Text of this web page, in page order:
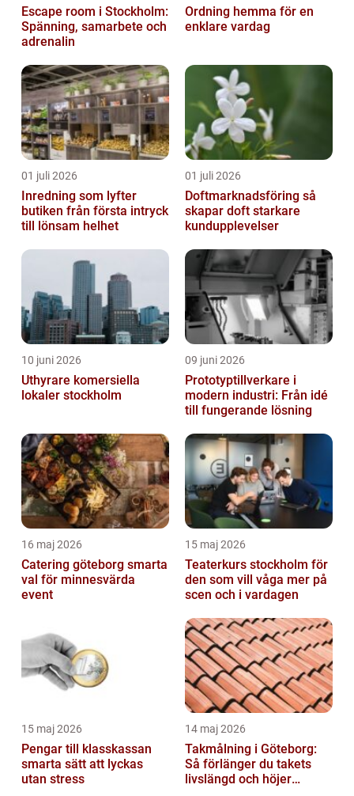
Escape room i Stockholm:
Spänning, samarbete och
adrenalin
Ordning hemma för en
enklare vardag
01 juli 2026
Inredning som lyfter
butiken från första intryck
till lönsam helhet
01 juli 2026
Doftmarknadsföring så
skapar doft starkare
kundupplevelser
10 juni 2026
Uthyrare komersiella
lokaler stockholm
09 juni 2026
Prototyptillverkare i
modern industri: Från idé
till fungerande lösning
16 maj 2026
Catering göteborg smarta
val för minnesvärda
event
15 maj 2026
Teaterkurs stockholm för
den som vill våga mer på
scen och i vardagen
15 maj 2026
Pengar till klasskassan
smarta sätt att lyckas
utan stress
14 maj 2026
Takmålning i Göteborg:
Så förlänger du takets
livslängd och höjer